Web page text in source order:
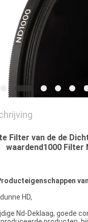
Filter van de de
waardend1000 Filter
HD,
Nd-Deklaag, goede